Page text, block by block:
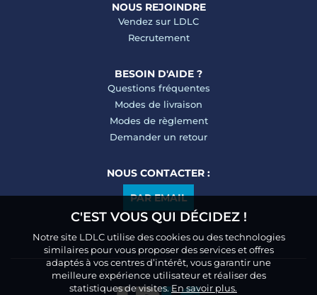
NOUS REJOINDRE
Vendez sur LDLC
Recrutement
BESOIN D'AIDE ?
Questions fréquentes
Modes de livraison
Modes de règlement
Demander un retour
NOUS CONTACTER :
PAR EMAIL
C'EST VOUS QUI DÉCIDEZ !
Notre site LDLC utilise des cookies ou des technologies
similaires pour vous proposer des services et offres
adaptés à vos centres d’intérêt, vous garantir une
meilleure expérience utilisateur et réaliser des
statistiques de visites.En savoir plus.